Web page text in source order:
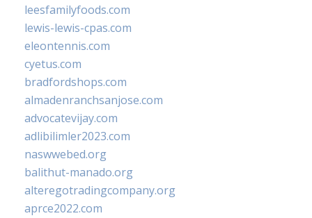
leesfamilyfoods.com
lewis-lewis-cpas.com
eleontennis.com
cyetus.com
bradfordshops.com
almadenranchsanjose.com
advocatevijay.com
adlibilimler2023.com
naswwebed.org
balithut-manado.org
alteregotradingcompany.org
aprce2022.com